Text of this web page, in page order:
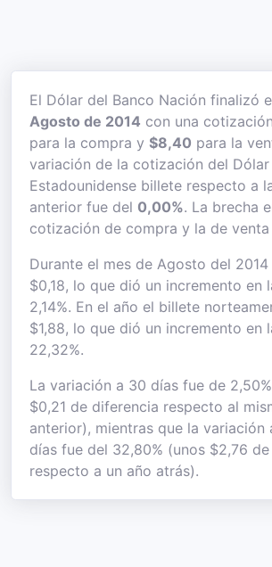
El Dólar del Banco Nación finalizó
Agosto de 2014 con una
para la compra y $8,40 para la
variación de la cotización del Dólar
Estadounidense billete respecto a
anterior fue del 0,00%. La brecha
cotización de compra y la de
Durante el mes de Agosto del
$0,18, lo que dió un incremento en
2,14%. En el año el billete
$1,88, lo que dió un incremento en
22,32%.
La variación a 30 días fue de
$0,21 de diferencia respecto al
anterior), mientras que la variación
días fue del 32,80% (unos $2,76
respecto a un año atrás).